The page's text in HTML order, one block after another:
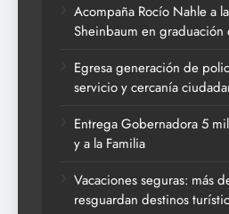
Acompaña Rocío Nahle a
Sheinbaum en graduación
Egresa generación de
servicio y cercanía
Entrega Gobernadora 5
y a la Familia
Vacaciones seguras: más
resguardan destinos